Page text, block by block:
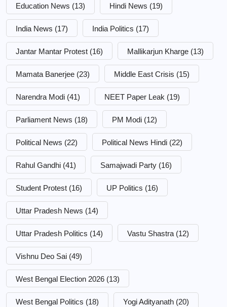
Education News (13) Hindi News (19)
India News (17) India Politics (17)
Jantar Mantar Protest (16) Mallikarjun Kharge (13)
Mamata Banerjee (23) Middle East Crisis (15)
Narendra Modi (41) NEET Paper Leak (19)
Parliament News (18) PM Modi (12)
Political News (22) Political News Hindi (22)
Rahul Gandhi (41) Samajwadi Party (16)
Student Protest (16) UP Politics (16)
Uttar Pradesh News (14)
Uttar Pradesh Politics (14) Vastu Shastra (12)
Vishnu Deo Sai (49)
West Bengal Election 2026 (13)
West Bengal Politics (18) Yogi Adityanath (20)